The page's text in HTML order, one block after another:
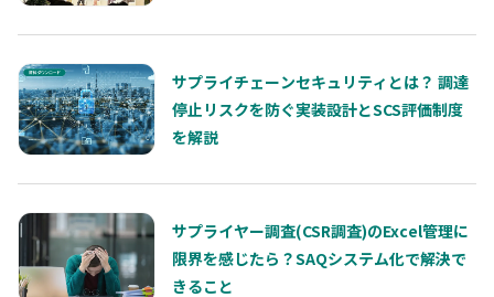
サプライチェーンセキュリティとは？ 調達
停止リスクを防ぐ実装設計とSCS評価制度
を解説
サプライヤー調査(CSR調査)のExcel管理に
限界を感じたら？SAQシステム化で解決で
きること